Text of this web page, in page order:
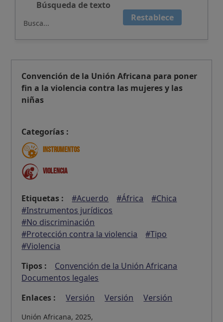
Búsqueda de texto
Restablece
Convención de la Unión Africana para poner
fin a la violencia contra las mujeres y las
niñas
Categorías :
Instrumentos
Violencia
Etiquetas : #Acuerdo #África
#Chica
#Instrumentos jurídicos
#No discriminación
#Protección contra la violencia
#Tipo
#Violencia
Tipos :
Convención de la Unión Africana
Documentos legales
Enlaces :
Versión Versión Versión
Unión Africana, 2025,